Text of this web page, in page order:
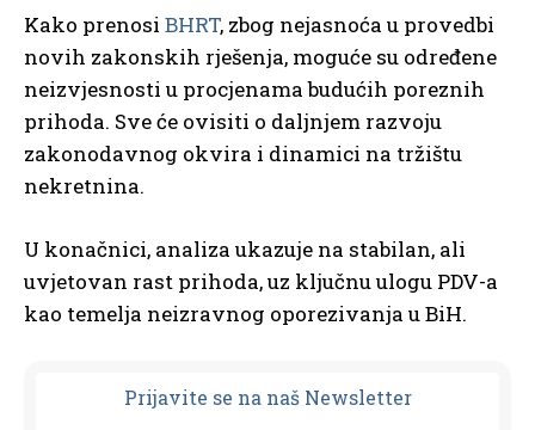
Kako prenosi BHRT, zbog nejasnoća u provedbi
novih zakonskih rješenja, moguće su određene
neizvjesnosti u procjenama budućih poreznih
prihoda. Sve će ovisiti o daljnjem razvoju
zakonodavnog okvira i dinamici na tržištu
nekretnina.
U konačnici, analiza ukazuje na stabilan, ali
uvjetovan rast prihoda, uz ključnu ulogu PDV-a
kao temelja neizravnog oporezivanja u BiH.
Prijavite se na naš Newsletter